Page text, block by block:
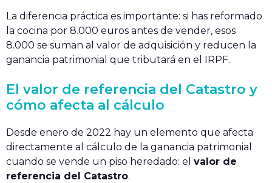
La diferencia práctica es importante: si has reformado
la cocina por 8.000 euros antes de vender, esos
8.000 se suman al valor de adquisición y reducen la
ganancia patrimonial que tributará en el IRPF.
El valor de referencia del Catastro y
cómo afecta al cálculo
Desde enero de 2022 hay un elemento que afecta
directamente al cálculo de la ganancia patrimonial
cuando se vende un piso heredado: el valor de
referencia del Catastro.